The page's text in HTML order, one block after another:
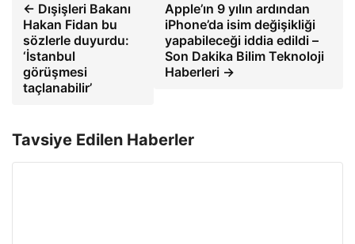
← Dışişleri Bakanı
Hakan Fidan bu
sözlerle duyurdu:
‘İstanbul
görüşmesi
taçlanabilir’
Apple’ın 9 yılın ardından
iPhone’da isim değişikliği
yapabileceği iddia edildi –
Son Dakika Bilim Teknoloji
Haberleri →
Tavsiye Edilen Haberler